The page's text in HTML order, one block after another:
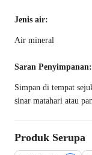
Jenis air:
Air mineral
Saran Penyimpanan:
Simpan di tempat
sinar matahari atau
Produk Serupa